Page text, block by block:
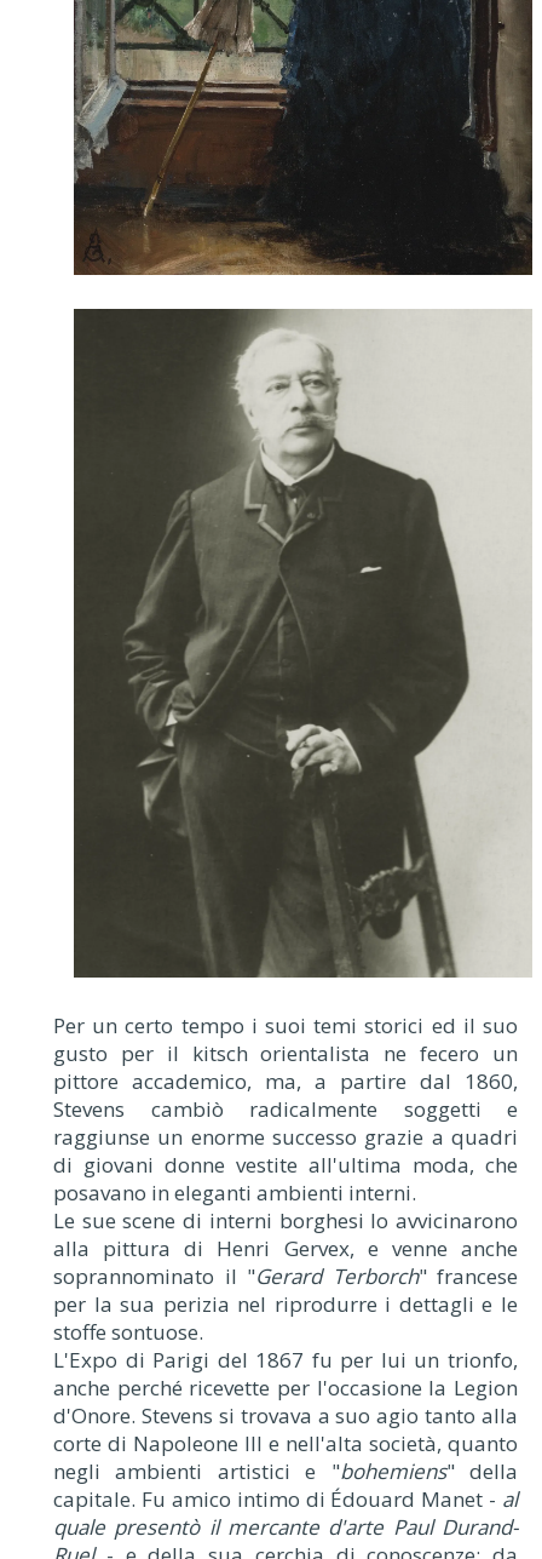
Per un certo tempo i suoi temi storici ed il suo
gusto per il kitsch orientalista ne fecero un
pittore accademico, ma, a partire dal 1860,
Stevens cambiò radicalmente soggetti e
raggiunse un enorme successo grazie a quadri
di giovani donne vestite all'ultima moda, che
posavano in eleganti ambienti interni.
Le sue scene di interni borghesi lo avvicinarono
alla pittura di Henri Gervex, e venne anche
soprannominato il "Gerard Terborch" francese
per la sua perizia nel riprodurre i dettagli e le
stoffe sontuose.
L'Expo di Parigi del 1867 fu per lui un trionfo,
anche perché ricevette per l'occasione la Legion
d'Onore. Stevens si trovava a suo agio tanto alla
corte di Napoleone III e nell'alta società, quanto
negli ambienti artistici e "bohemiens" della
capitale. Fu amico intimo di Édouard Manet - al
quale presentò il mercante d'arte Paul Durand-